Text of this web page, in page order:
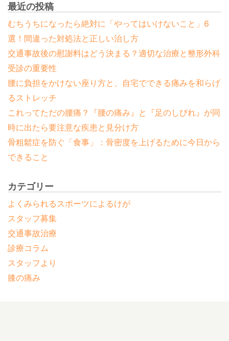
最近の投稿
むちうちになったら絶対に「やってはいけないこと」6
選！間違った対処法と正しい治し方
交通事故後の慰謝料はどう決まる？適切な治療と整形外科
受診の重要性
腰に負担をかけない座り方と、自宅でできる痛みを和らげ
るストレッチ
これってただの腰痛？『腰の痛み』と『足のしびれ』が同
時に出たら要注意な疾患と見分け方
骨粗鬆症を防ぐ「食事」：骨密度を上げるために今日から
できること
カテゴリー
よくみられるスポーツによるけが
スタッフより
スタッフ募集
交通事故治療
膝の痛み
診療コラム